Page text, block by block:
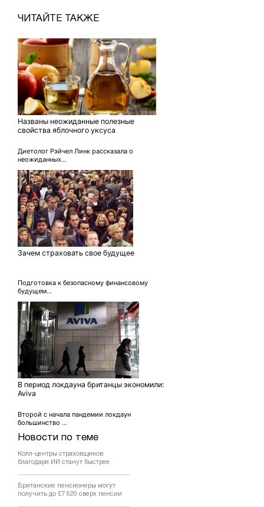
Новости по теме
Колл-центры страховщиков
благодаря ИИ станут быстрее
Британские пенсионеры могут
получить до £7 620 сверх пенсии
ЧИТАЙТЕ ТАКЖЕ
Названы неожиданные полезные
свойства яблочного уксуса
Диетолог Рэйчел Линк рассказала о
неожиданных...
Зачем страховать свое будущее
Подготовка к безопасному финансовому
будущем...
В период локдауна британцы экономили:
Aviva
Второй с начала пандемии локдаун
большинство ...